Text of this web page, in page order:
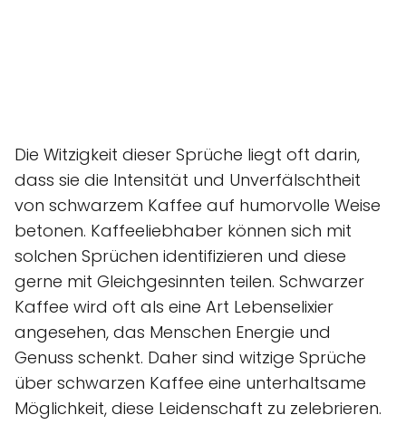
Die Witzigkeit dieser Sprüche liegt oft darin,
dass sie die Intensität und Unverfälschtheit
von schwarzem Kaffee auf humorvolle Weise
betonen. Kaffeeliebhaber können sich mit
solchen Sprüchen identifizieren und diese
gerne mit Gleichgesinnten teilen. Schwarzer
Kaffee wird oft als eine Art Lebenselixier
angesehen, das Menschen Energie und
Genuss schenkt. Daher sind witzige Sprüche
über schwarzen Kaffee eine unterhaltsame
Möglichkeit, diese Leidenschaft zu zelebrieren.